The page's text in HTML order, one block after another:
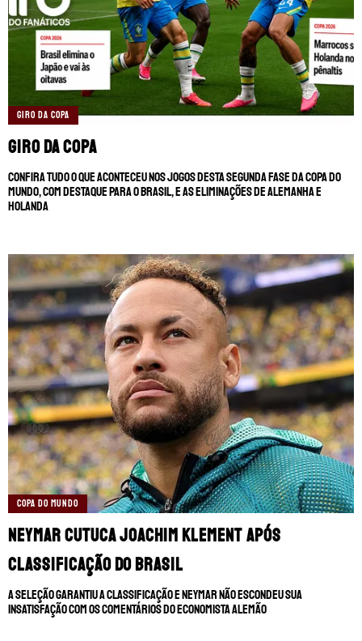
GIRO DA COPA
Giro da Copa
Confira tudo o que aconteceu nos jogos desta segunda fase da Copa do
Mundo, com destaque para o Brasil, e as eliminações de Alemanha e
Holanda
COPA DO MUNDO
Neymar cutuca Joachim Klement após
classificação do Brasil
A Seleção garantiu a classificação e Neymar não escondeu sua
insatisfação com os comentários do economista alemão